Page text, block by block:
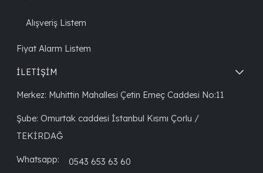
Alışveriş Listem
Fiyat Alarm Listem
İLETİŞİM
Merkez: Muhittin Mahallesi Çetin Emeç Caddesi No:11
Şube: Omurtak caddesi İstanbul Kısmı Çorlu /
TEKİRDAĞ
Whatsapp: 0543 653 63 60